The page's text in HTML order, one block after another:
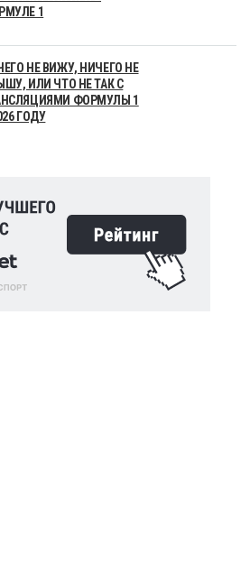
1
НЕ ВИЖУ, НИЧЕГО НЕ
ИЛИ ЧТО НЕ ТАК С
ФОРМУЛЫ 1
ГОДУ